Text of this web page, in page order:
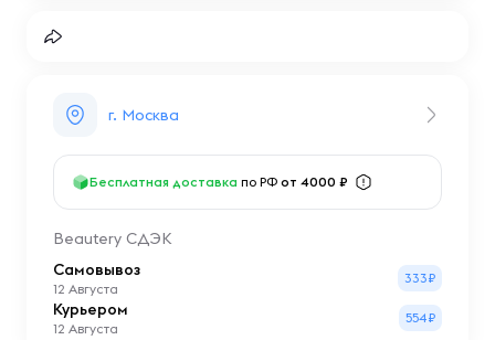
г. Москва
Бесплатная доставка по РФ от 4000 ₽
Beautery СДЭК
Самовывоз
12 Августа
333₽
Курьером
12 Августа
554₽